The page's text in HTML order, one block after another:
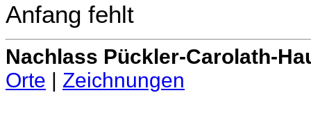
Anfang fehlt
Nachlass Pückler-Carolath-
Orte | Zeichnungen